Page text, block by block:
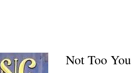
Not Too